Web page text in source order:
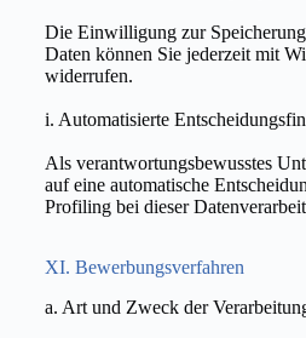
Die Einwilligung zur
Daten können Sie jederzeit mit
widerrufen.
i. Automatisierte
Als verantwortungsbewusstes
auf eine automatische
Profiling bei dieser
XI. Bewerbungs­verfahren
a. Art und Zweck der